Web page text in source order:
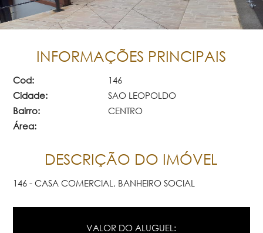
INFORMAÇÕES PRINCIPAIS
Cod:
146
Cidade:
SAO LEOPOLDO
Bairro:
CENTRO
Área:
DESCRIÇÃO DO IMÓVEL
146 - CASA COMERCIAL, BANHEIRO SOCIAL
VALOR DO ALUGUEL: